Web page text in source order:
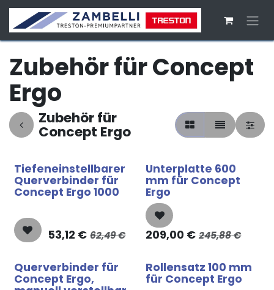
Zum Inhalt springen
Zubehör für Concept
Ergo
Zubehör für
Concept Ergo
Tiefeneinstellbarer
Querverbinder für
Concept Ergo 1000
53,12 € 62,49€
Unterplatte 600
mm für Concept
Ergo
209,00 € 245,88€
Querverbinder für
Concept Ergo,
Rollensatz 100 mm
für Concept Ergo